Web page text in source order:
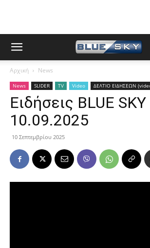
Αρχική News
News SLIDER TV Video ΔΕΛΤΙΟ ΕΙΔΗΣΕΩΝ
Ειδήσεις BLUE
10.09.2025
10 Σεπτεμβρίου 2025